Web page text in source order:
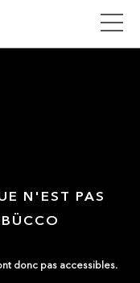
N'EST PAS
donc pas accessibles.